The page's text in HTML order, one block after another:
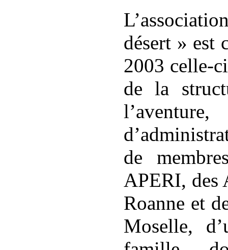
désert » est
2003 celle-
de la
de
APERI, des
Roanne et
Moselle,